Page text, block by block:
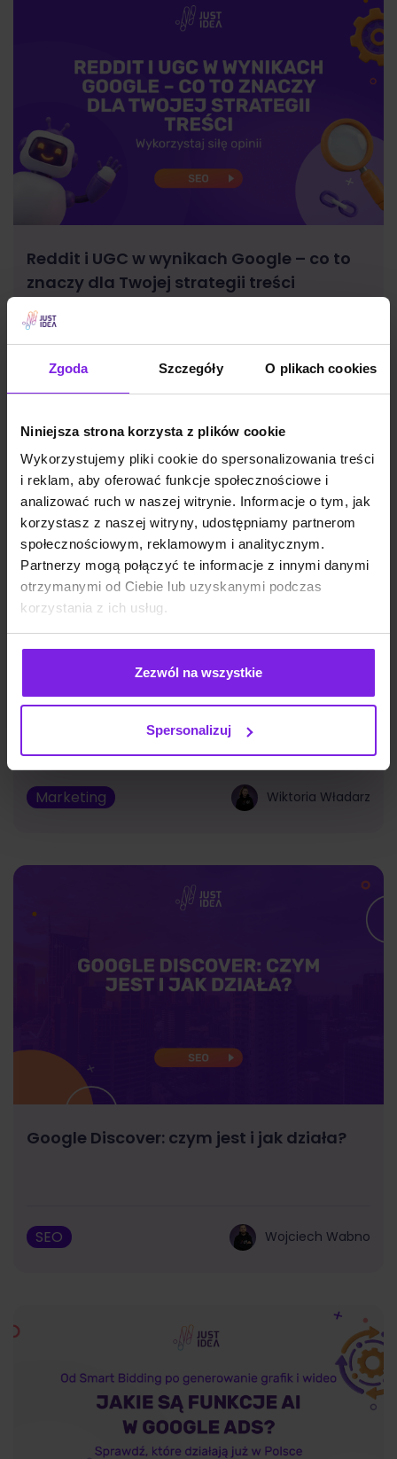
Zgoda Szczegóły O plikach cookies
Niniejsza strona korzysta z plików cookie
Wykorzystujemy pliki cookie do spersonalizowania treści
i reklam, aby oferować funkcje społecznościowe i
analizować ruch w naszej witrynie. Informacje o tym, jak
korzystasz z naszej witryny, udostępniamy partnerom
społecznościowym, reklamowym i analitycznym.
Partnerzy mogą połączyć te informacje z innymi danymi
otrzymanymi od Ciebie lub uzyskanymi podczas
korzystania z ich usług.
Zezwól na wszystkie
Spersonalizuj
Reddit i UGC w wynikach Google – co to
znaczy dla Twojej strategii treści
Jakie są typy reklam Meta Ads? Formaty
Marketing Wiktoria Władarz
Google Discover: czym jest i jak działa?
SEO Wojciech Wabno